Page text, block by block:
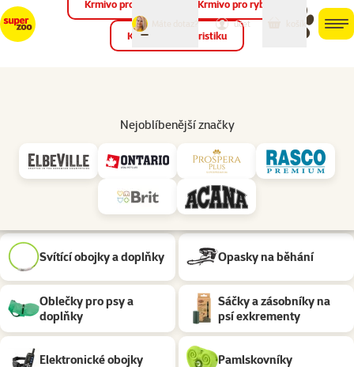
můj
účet
Krmivo pro ptáky Krmivo pro ryby
Krmivo pro teraristiku
Nejoblíbenější značky
Pomůcky pro venčení psa Lanko / pásek / řetěz: Lano
Vodítka
Obojky, psí známky a
adresáře
Náhubky
Svítící obojky a doplňky Opasky na běhání
Oblečky pro psy a
doplňky
Sáčky a zásobníky na
psí exkrementy
Elektronické obojky Pamlskovníky